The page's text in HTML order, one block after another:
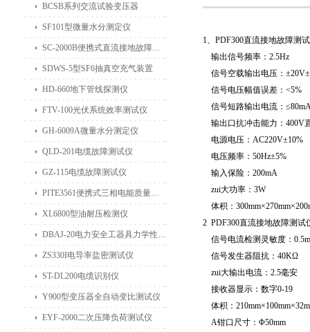
1、 PDF300直流接地故障测
输出信号频率： 2.5Hz
信号空载输出电压：±20V±
信号电压幅值误差： <5%
信号短路输出电流：≤
输出口抗冲击能力： 400V
电源电压： AC220V±10%
电压频率： 50Hz±5%
输入保险： 200mA
zui大功率： 3W
体积： 300mm×270mm×
2 PDF300直流接地故障测试
信号电流检测灵敏度：
信号发生器阻抗： 40KΩ
zui大输出电流： 2.5毫安
接收器显示：数字0-19
体积： 210mm×100mm×
A钳口尺寸：Φ50mm
BCSB系列交流试验变压器
SF101型微量水分测定仪
SC-2000B便携式直流接地故障检测仪
SDWS-5型SF6抽真空充气装置
HD-660地下管线探测仪
FTV-100光伏系统效率测试仪
GH-6009A微量水分测定仪
QLD-201电缆故障测试仪
GZ-115电缆故障测试仪
PITE3561便携式三相电能质量分析仪
XL6800型油耐压检测仪
DBAJ-20电力安全工器具力学性能试验机
ZS330I电导率盐密测试仪
ST-DL200电缆识别仪
Y900型变压器全自动变比测试仪
EYF-2000二次压降负荷测试仪